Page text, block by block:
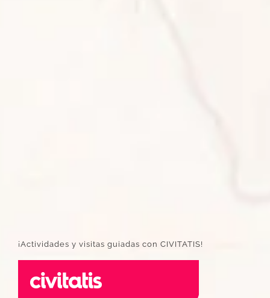
¡Actividades y visitas guiadas con CIVITATIS!